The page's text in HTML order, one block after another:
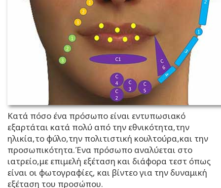
Κατά πόσο ένα πρόσωπο είναι εντυπωσιακό
εξαρτάται κατά πολύ από την εθνικότητα,την
ηλικία,το φύλο,την πολιτιστική κουλτούρα,και την
προσωπικότητα.Ένα πρόσωπο αναλύεται στο
ιατρείο,με επιμελή εξέταση και διάφορα τεστ όπως
είναι οι φωτογραφίες, και βίντεο για την δυναμική
εξέταση του προσώπου.